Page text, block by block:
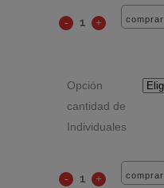
comprar
Opción
cantidad de
Individuales
comprar